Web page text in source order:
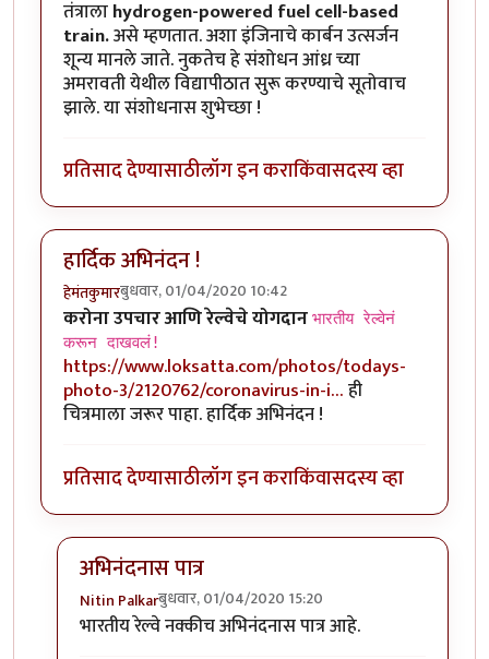
तंत्रालाhydrogen-powered fuel cell-based
train.असे म्हणतात. अशा इंजिनाचे कार्बन उत्सर्जन
शून्य मानले जाते. नुकतेच हे संशोधन आंध्र च्या
अमरावती येथील विद्यापीठात सुरू करण्याचे सूतोवाच
झाले. या संशोधनास शुभेच्छा !
प्रतिसाद देण्यासाठीलॉग इन कराकिंवासदस्य व्हा
हार्दिक अभिनंदन !
हेमंतकुमारबुधवार, 01/04/2020 10:42
करोना उपचार आणि रेल्वेचे योगदान भारतीय रेल्वेनं
करून दाखवलं!
https://www.loksatta.com/photos/todays-
photo-3/2120762/coronavirus-in-i…ही
चित्रमाला जरूर पाहा. हार्दिक अभिनंदन !
प्रतिसाद देण्यासाठीलॉग इन कराकिंवासदस्य व्हा
अभिनंदनास पात्र
Nitin Palkarबुधवार, 01/04/2020 15:20
In reply toहार्दिक अभिनंदन !byहेमंतकुमार
भारतीय रेल्वे नक्कीच अभिनंदनास पात्र आहे.